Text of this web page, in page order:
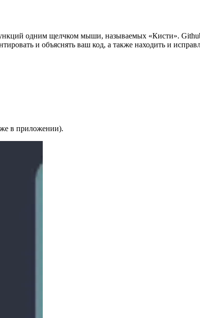
одним щелчком мыши, называемых «Кисти». Github
и объяснять ваш код, а также находить и